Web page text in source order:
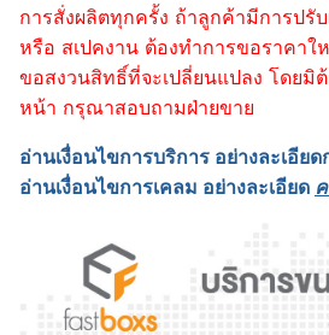
การสั่งผลิตทุกครั้ง ถ้าลูกค้ามีการปรั
หรือ สเปคงาน ต้องทำการขอราคาใ
ขอสงวนสิทธิ์ที่จะเปลี่ยนแปลง โดยมิ
หน้า กรุณาสอบถามฝ่ายขาย
อ่านเงื่อนไขการบริการ อย่างละเอีย
อ่านเงื่อนไขการเคลม อย่างละเอียด